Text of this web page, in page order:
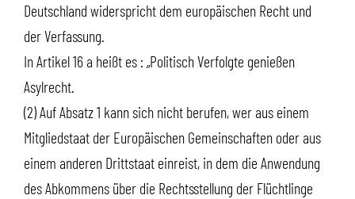
Deutschland widerspricht dem europäischen Recht und
der Verfassung.
In Artikel 16 a heißt es : „Politisch Verfolgte genießen
Asylrecht.
(2) Auf Absatz 1 kann sich nicht berufen, wer aus einem
Mitgliedstaat der Europäischen Gemeinschaften oder aus
einem anderen Drittstaat einreist, in dem die Anwendung
des Abkommens über die Rechtsstellung der Flüchtlinge